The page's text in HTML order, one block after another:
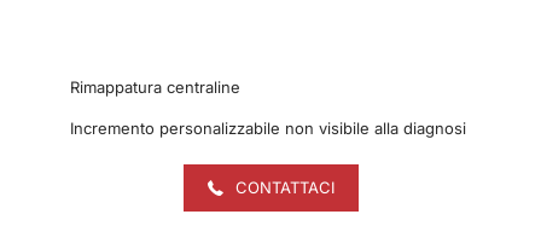
Rimappatura centraline
Incremento personalizzabile non visibile alla diagnosi
CONTATTACI